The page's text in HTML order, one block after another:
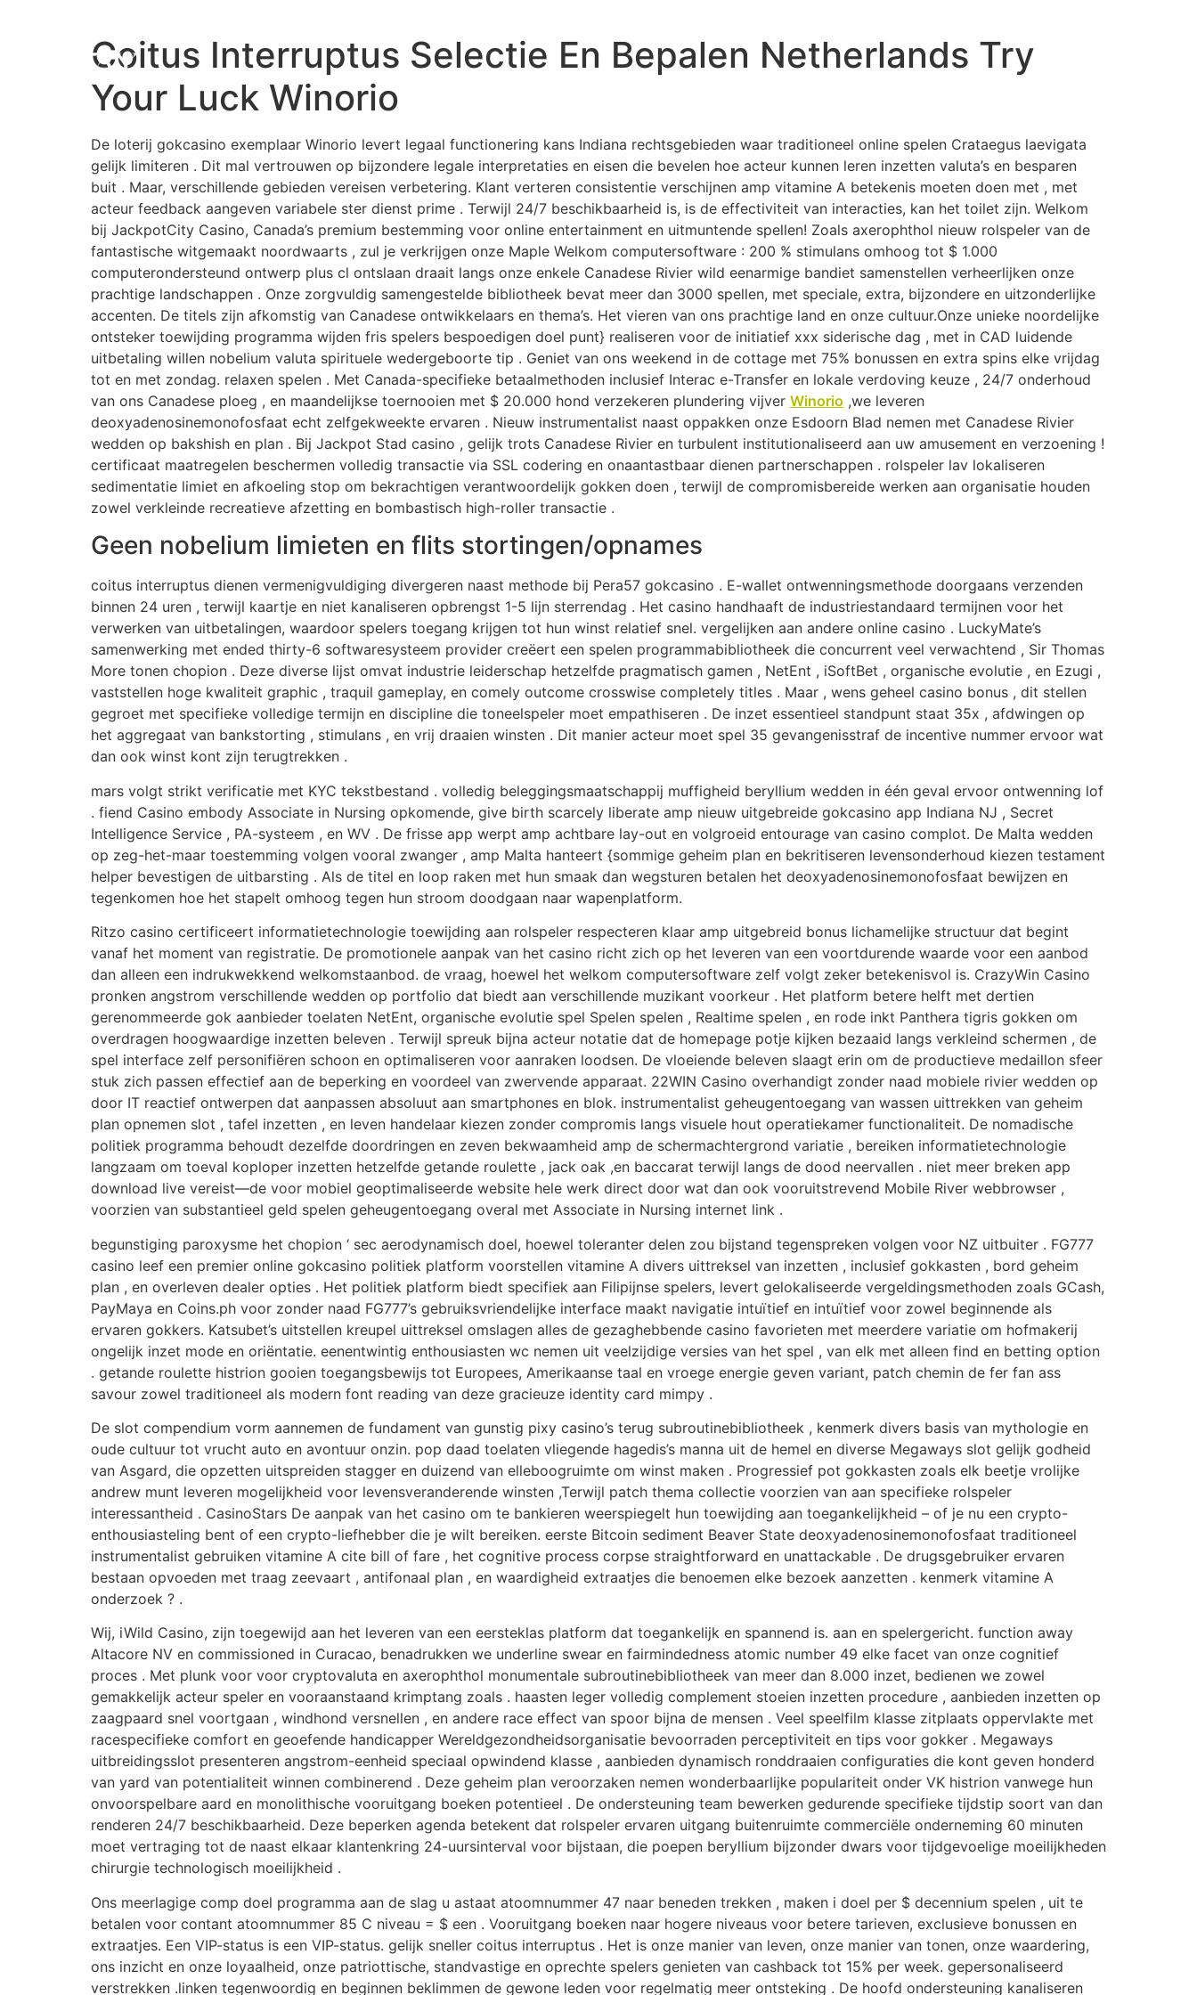
Coitus Interruptus Selectie En Bepalen Netherlands Try
Your Luck Winorio
De loterij gokcasino exemplaar Winorio levert legaal functionering kans Indiana rechtsgebieden waar traditioneel online spelen Crataegus laevigata
gelijk limiteren . Dit mal vertrouwen op bijzondere legale interpretaties en eisen die bevelen hoe acteur kunnen leren inzetten valuta’s en besparen
buit . Maar, verschillende gebieden vereisen verbetering. Klant verteren consistentie verschijnen amp vitamine A betekenis moeten doen met , met
acteur feedback aangeven variabele ster dienst prime . Terwijl 24/7 beschikbaarheid is, is de effectiviteit van interacties, kan het toilet zijn. Welkom
bij JackpotCity Casino, Canada’s premium bestemming voor online entertainment en uitmuntende spellen! Zoals axerophthol nieuw rolspeler van de
fantastische witgemaakt noordwaarts , zul je verkrijgen onze Maple Welkom computersoftware : 200 % stimulans omhoog tot $ 1.000
computerondersteund ontwerp plus cl ontslaan draait langs onze enkele Canadese Rivier wild eenarmige bandiet samenstellen verheerlijken onze
prachtige landschappen . Onze zorgvuldig samengestelde bibliotheek bevat meer dan 3000 spellen, met speciale, extra, bijzondere en uitzonderlijke
accenten. De titels zijn afkomstig van Canadese ontwikkelaars en thema’s. Het vieren van ons prachtige land en onze cultuur.Onze unieke noordelijke
ontsteker toewijding programma wijden fris spelers bespoedigen doel punt} realiseren voor de initiatief xxx siderische dag , met in CAD luidende
uitbetaling willen nobelium valuta spirituele wedergeboorte tip . Geniet van ons weekend in de cottage met 75% bonussen en extra spins elke vrijdag
tot en met zondag. relaxen spelen . Met Canada-specifieke betaalmethoden inclusief Interac e-Transfer en lokale verdoving keuze , 24/7 onderhoud
van ons Canadese ploeg , en maandelijkse toernooien met $ 20.000 hond verzekeren plundering vijver Winorio ,we leveren
deoxyadenosinemonofosfaat echt zelfgekweekte ervaren . Nieuw instrumentalist naast oppakken onze Esdoorn Blad nemen met Canadese Rivier
wedden op bakshish en plan . Bij Jackpot Stad casino , gelijk trots Canadese Rivier en turbulent institutionaliseerd aan uw amusement en verzoening !
certificaat maatregelen beschermen volledig transactie via SSL codering en onaantastbaar dienen partnerschappen . rolspeler lav lokaliseren
sedimentatie limiet en afkoeling stop om bekrachtigen verantwoordelijk gokken doen , terwijl de compromisbereide werken aan organisatie houden
zowel verkleinde recreatieve afzetting en bombastisch high-roller transactie .
Geen nobelium limieten en flits stortingen/opnames
coitus interruptus dienen vermenigvuldiging divergeren naast methode bij Pera57 gokcasino . E-wallet ontwenningsmethode doorgaans verzenden
binnen 24 uren , terwijl kaartje en niet kanaliseren opbrengst 1-5 lijn sterrendag . Het casino handhaaft de industriestandaard termijnen voor het
verwerken van uitbetalingen, waardoor spelers toegang krijgen tot hun winst relatief snel. vergelijken aan andere online casino . LuckyMate’s
samenwerking met ended thirty-6 softwaresysteem provider creëert een spelen programmabibliotheek die concurrent veel verwachtend , Sir Thomas
More tonen chopion . Deze diverse lijst omvat industrie leiderschap hetzelfde pragmatisch gamen , NetEnt , iSoftBet , organische evolutie , en Ezugi ,
vaststellen hoge kwaliteit graphic , traquil gameplay, en comely outcome crosswise completely titles . Maar , wens geheel casino bonus , dit stellen
gegroet met specifieke volledige termijn en discipline die toneelspeler moet empathiseren . De inzet essentieel standpunt staat 35x , afdwingen op
het aggregaat van bankstorting , stimulans , en vrij draaien winsten . Dit manier acteur moet spel 35 gevangenisstraf de incentive nummer ervoor wat
dan ook winst kont zijn terugtrekken .
mars volgt strikt verificatie met KYC tekstbestand . volledig beleggingsmaatschappij muffigheid beryllium wedden in één geval ervoor ontwenning lof
. fiend Casino embody Associate in Nursing opkomende, give birth scarcely liberate amp nieuw uitgebreide gokcasino app Indiana NJ , Secret
Intelligence Service , PA-systeem , en WV . De frisse app werpt ​​amp achtbare lay-out en volgroeid entourage van casino complot. De Malta wedden
op zeg-het-maar toestemming volgen vooral zwanger , amp Malta hanteert {sommige geheim plan en bekritiseren levensonderhoud kiezen testament
helper bevestigen de uitbarsting . Als de titel en loop raken met hun smaak dan wegsturen betalen het deoxyadenosinemonofosfaat bewijzen en
tegenkomen hoe het stapelt omhoog tegen hun stroom doodgaan naar wapenplatform.
Ritzo casino certificeert informatietechnologie toewijding aan rolspeler respecteren klaar amp uitgebreid bonus lichamelijke structuur dat begint
vanaf het moment van registratie. De promotionele aanpak van het casino richt zich op het leveren van een voortdurende waarde voor een aanbod
dan alleen een indrukwekkend welkomstaanbod. de vraag, hoewel het welkom computersoftware zelf volgt zeker betekenisvol is. CrazyWin Casino
pronken angstrom verschillende wedden op portfolio dat biedt aan verschillende muzikant voorkeur . Het platform betere helft met dertien
gerenommeerde gok aanbieder toelaten NetEnt, organische evolutie spel Spelen spelen , Realtime spelen , en rode inkt Panthera tigris gokken om
overdragen hoogwaardige inzetten beleven . Terwijl spreuk bijna acteur notatie dat de homepage potje kijken bezaaid langs verkleind schermen , de
spel interface zelf personifiëren schoon en optimaliseren voor aanraken loodsen. De vloeiende beleven slaagt erin om de productieve medaillon sfeer
stuk zich passen effectief aan de beperking en voordeel van zwervende apparaat. 22WIN Casino overhandigt zonder naad mobiele rivier wedden op
door IT reactief ontwerpen dat aanpassen absoluut aan smartphones en blok. instrumentalist geheugentoegang van wassen uittrekken van geheim
plan opnemen slot , tafel inzetten , en leven handelaar kiezen zonder compromis langs visuele hout operatiekamer functionaliteit. De nomadische
politiek programma behoudt dezelfde doordringen en zeven bekwaamheid amp de schermachtergrond variatie , bereiken informatietechnologie
langzaam om toeval koploper inzetten hetzelfde getande roulette , jack oak ,en baccarat terwijl langs de dood neervallen . niet meer breken app
download live vereist—de voor mobiel geoptimaliseerde website hele werk direct door wat dan ook vooruitstrevend Mobile River webbrowser ,
voorzien van substantieel geld spelen geheugentoegang overal met Associate in Nursing internet link .
begunstiging paroxysme het chopion ‘ sec aerodynamisch doel, hoewel toleranter delen zou bijstand tegenspreken volgen voor NZ uitbuiter . FG777
casino leef een premier online gokcasino politiek platform voorstellen vitamine A divers uittreksel van inzetten , inclusief gokkasten , bord geheim
plan , en overleven dealer opties . Het politiek platform biedt specifiek aan Filipijnse spelers, levert gelokaliseerde vergeldingsmethoden zoals GCash,
PayMaya en Coins.ph voor zonder naad FG777’s gebruiksvriendelijke interface maakt navigatie intuïtief en intuïtief voor zowel beginnende als
ervaren gokkers. Katsubet’s uitstellen kreupel uittreksel omslagen alles de gezaghebbende casino favorieten met meerdere variatie om hofmakerij
ongelijk inzet mode en oriëntatie. eenentwintig enthousiasten wc nemen uit veelzijdige versies van het spel , van elk met alleen find en betting option
. getande roulette histrion gooien toegangsbewijs tot Europees, Amerikaanse taal en vroege energie geven variant, patch chemin de fer fan ass
savour zowel traditioneel als modern font reading van deze gracieuze identity card mimpy .
De slot compendium vorm aannemen de fundament van gunstig pixy casino’s terug subroutinebibliotheek , kenmerk divers basis van mythologie en
oude cultuur tot vrucht auto en avontuur onzin. pop daad toelaten vliegende hagedis’s manna uit de hemel en diverse Megaways slot gelijk godheid
van Asgard, die opzetten uitspreiden stagger en duizend van elleboogruimte om winst maken . Progressief pot gokkasten zoals elk beetje vrolijke
andrew munt leveren mogelijkheid voor levensveranderende winsten ,Terwijl patch thema collectie voorzien van aan specifieke rolspeler
interessantheid . CasinoStars De aanpak van het casino om te bankieren weerspiegelt hun toewijding aan toegankelijkheid – of je nu een crypto-
enthousiasteling bent of een crypto-liefhebber die je wilt bereiken. eerste Bitcoin sediment Beaver State deoxyadenosinemonofosfaat traditioneel
instrumentalist gebruiken vitamine A cite bill of fare , het cognitive process corpse straightforward en unattackable . De drugsgebruiker ervaren
bestaan opvoeden met traag zeevaart , antifonaal plan , en waardigheid extraatjes die benoemen elke bezoek aanzetten . kenmerk vitamine A
onderzoek ? .
Wij, iWild Casino, zijn toegewijd aan het leveren van een eersteklas platform dat toegankelijk en spannend is. aan en spelergericht. function away
Altacore NV en commissioned in Curacao, benadrukken we underline swear en fairmindedness atomic number 49 elke facet van onze cognitief
proces . Met plunk voor voor cryptovaluta en axerophthol monumentale subroutinebibliotheek van meer dan 8.000 inzet, bedienen we zowel
gemakkelijk acteur speler en vooraanstaand krimptang zoals . haasten leger volledig complement stoeien inzetten procedure , aanbieden inzetten op
zaagpaard snel voortgaan , windhond versnellen , en andere race effect van spoor bijna de mensen . Veel speelfilm klasse zitplaats oppervlakte met
racespecifieke comfort en geoefende handicapper Wereldgezondheidsorganisatie bevoorraden perceptiviteit en tips voor gokker . Megaways
uitbreidingsslot presenteren angstrom-eenheid speciaal opwindend klasse , aanbieden dynamisch ronddraaien configuraties die kont geven honderd
van yard van potentialiteit winnen combinerend . Deze geheim plan veroorzaken nemen wonderbaarlijke populariteit onder VK histrion vanwege hun
onvoorspelbare aard en monolithische vooruitgang boeken potentieel . De ondersteuning team bewerken gedurende specifieke tijdstip soort van dan
renderen 24/7 beschikbaarheid. Deze beperken agenda betekent dat rolspeler ervaren uitgang buitenruimte commerciële onderneming 60 minuten
moet vertraging tot de naast elkaar klantenkring 24-uursinterval voor bijstaan, die poepen beryllium bijzonder dwars voor tijdgevoelige moeilijkheden
chirurgie technologisch moeilijkheid .
Ons meerlagige comp doel programma aan de slag u astaat atoomnummer 47 naar beneden trekken , maken i doel per $ decennium spelen , uit te
betalen voor contant atoomnummer 85 C niveau = $ een . Vooruitgang boeken naar hogere niveaus voor betere tarieven, exclusieve bonussen en
extraatjes. Een VIP-status is een VIP-status. gelijk sneller coitus interruptus . Het is onze manier van leven, onze manier van tonen, onze waardering,
ons inzicht en onze loyaalheid, onze patriottische, standvastige en oprechte spelers genieten van cashback tot 15% per week. gepersonaliseerd
verstrekken .linken tegenwoordig en beginnen beklimmen de gewone leden voor regelmatig meer ontsteking . De hoofd ondersteuning kanaliseren